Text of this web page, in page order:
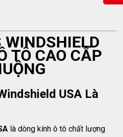
WINDSHIELD
TÔ CAO CẤP
USA Là
là dòng kính ô tô chất lượng